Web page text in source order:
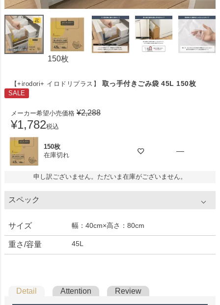
150枚
【+irodori+ イロドリプラス】 取っ手付きごみ袋 45L 150枚
SALE
メーカー希望小売価格 ¥2,288
¥1,782税込
150枚
在庫切れ
—
申し訳ございません。ただいま在庫がございません。
スペック
サイズ 幅：40cm×高さ：80cm
重さ/容量 45L
Detail Attention Review